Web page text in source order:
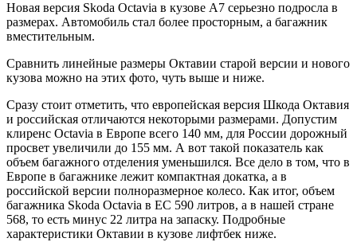
Новая версия Skoda Octavia в кузове A7 серьезно подросла в
размерах. Автомобиль стал более просторным, а багажник
вместительным.
Сравнить линейные размеры Октавии старой версии и нового
кузова можно на этих фото, чуть выше и ниже.
Сразу стоит отметить, что европейская версия Шкода Октавия
и российская отличаются некоторыми размерами. Допустим
клиренс Octavia в Европе всего 140 мм, для России дорожный
просвет увеличили до 155 мм. А вот такой показатель как
объем багажного отделения уменьшился. Все дело в том, что в
Европе в багажнике лежит компактная докатка, а в
российской версии полноразмерное колесо. Как итог, объем
багажника Skoda Octavia в ЕС 590 литров, а в нашей стране
568, то есть минус 22 литра на запаску. Подробные
характеристики Октавии в кузове лифтбек ниже.